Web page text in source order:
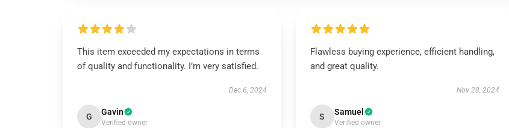
This item exceeded my expectations in terms
of quality and functionality. I’m very satisfied.
Dec 6, 2024
G Gavin
Verified owner
Flawless buying experience, efficient handling,
and great quality.
Nov 28, 2024
S Samuel
Verified owner